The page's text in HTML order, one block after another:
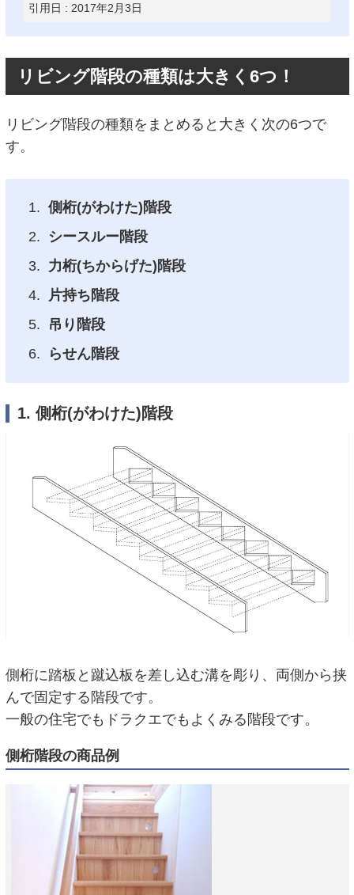
引用日 : 2017年2月3日
リビング階段の種類は大きく6つ！
リビング階段の種類をまとめると大きく次の6つで
す。
側桁(がわけた)階段
シースルー階段
力桁(ちからげた)階段
片持ち階段
吊り階段
らせん階段
1. 側桁(がわけた)階段
側桁に踏板と蹴込板を差し込む溝を彫り、両側から挟
んで固定する階段です。
一般の住宅でもドラクエでもよくみる階段です。
側桁階段の商品例